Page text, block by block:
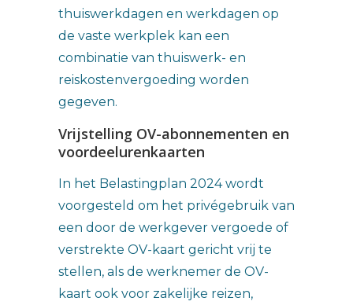
thuiswerkdagen en werkdagen op
de vaste werkplek kan een
combinatie van thuiswerk- en
reiskostenvergoeding worden
gegeven.
Vrijstelling OV-abonnementen en
voordeelurenkaarten
In het Belastingplan 2024 wordt
voorgesteld om het privégebruik van
een door de werkgever vergoede of
verstrekte OV-kaart gericht vrij te
stellen, als de werknemer de OV-
kaart ook voor zakelijke reizen,